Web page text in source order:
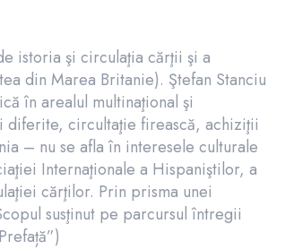
istoria şi circulaţia cărţii şi a
din Marea Britanie). Ştefan Stanciu
în arealul multinaţional şi
diferite, circultaţie firească, achiziţii
– nu se afla în interesele culturale
Internaţionale a Hispaniştilor, a
cărţilor. Prin prisma unei
susţinut pe parcursul întregii